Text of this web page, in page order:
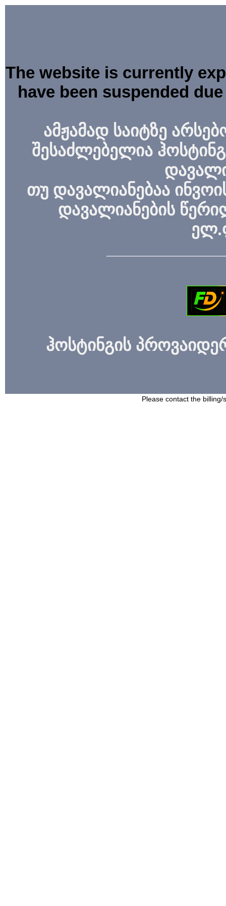
The website is currently
have been suspended
ამჟამად საიტზე
შესაძლებელია
თუ დავალიანებაა
დავალიანების
ჰოსტინგის
Please contact the